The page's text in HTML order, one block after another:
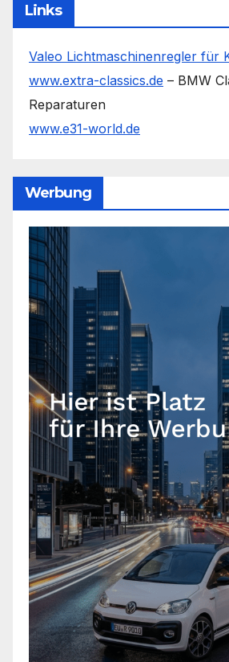
Links
Valeo Lichtmaschinenregler für
www.extra-classics.de – BMW
Reparaturen
www.e31-world.de
Werbung